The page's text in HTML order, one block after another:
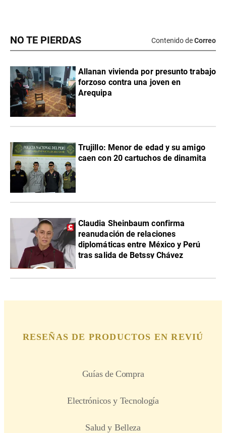
NO TE PIERDAS Contenido deCorreo
Allanan vivienda por presunto trabajo
forzoso contra una joven en
Arequipa
Trujillo: Menor de edad y su amigo
caen con 20 cartuchos de dinamita
Claudia Sheinbaum confirma
reanudación de relaciones
diplomáticas entre México y Perú
tras salida de Betssy Chávez